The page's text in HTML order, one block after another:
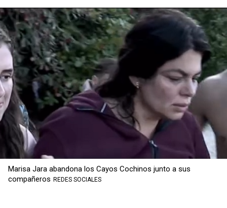
Marisa Jara abandona los Cayos Cochinos junto a sus
compañeros REDES SOCIALES